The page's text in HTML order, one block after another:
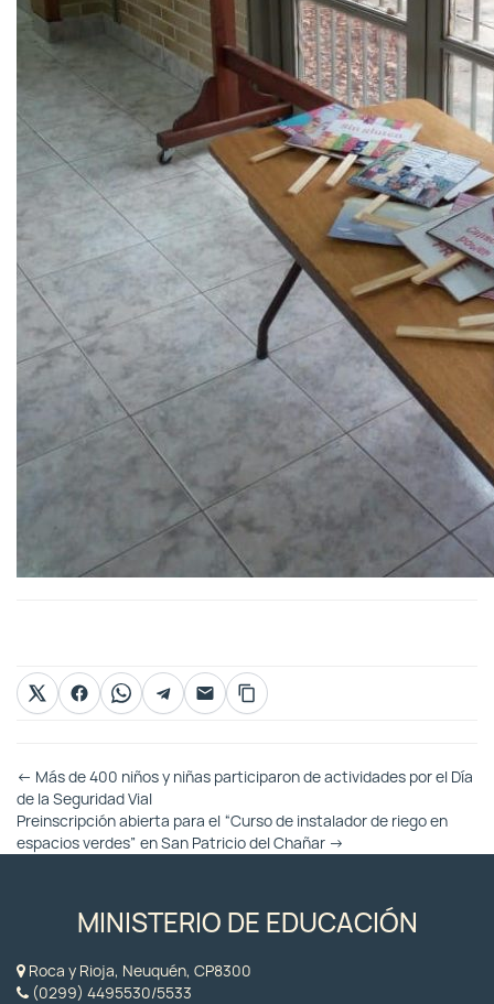
Otras
Entradas
← Más de 400 niños y niñas participaron de actividades por el Día
de la Seguridad Vial
Preinscripción abierta para el “Curso de instalador de riego en
espacios verdes” en San Patricio del Chañar →
MINISTERIO DE EDUCACIÓN
Roca y Rioja, Neuquén, CP8300
(0299) 4495530/5533